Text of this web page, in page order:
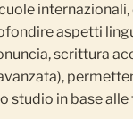
aspetti
scrittura
studio in base alle